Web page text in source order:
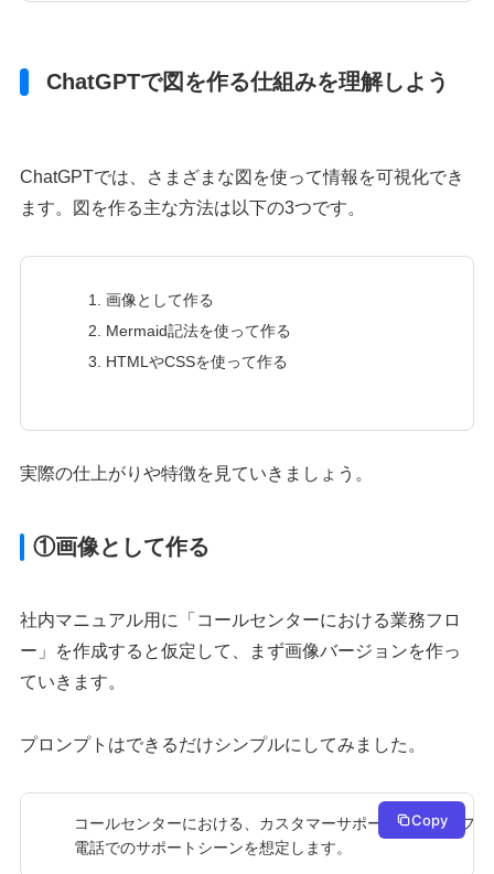
ChatGPTで図を作る仕組みを理解しよう
ChatGPTでは、さまざまな図を使って情報を可視化でき
ます。図を作る主な方法は以下の3つです。
画像として作る
Mermaid記法を使って作る
HTMLやCSSを使って作る
実際の仕上がりや特徴を見ていきましょう。
①画像として作る
社内マニュアル用に「コールセンターにおける業務フロ
ー」を作成すると仮定して、まず画像バージョンを作っ
ていきます。
プロンプトはできるだけシンプルにしてみました。
コールセンターにおける、カスタマーサポートの詳しいフ
電話でのサポートシーンを想定します。
Copy